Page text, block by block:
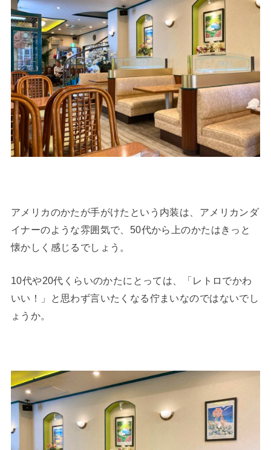
アメリカのかたが手がけたという内装は、アメリカンダ
イナーのような雰囲気で、50代から上のかたはきっと
懐かしく感じるでしょう。
10代や20代くらいのかたにとっては、「レトロでかわ
いい！」と思わず言いたくなる佇まいなのではないでし
ょうか。